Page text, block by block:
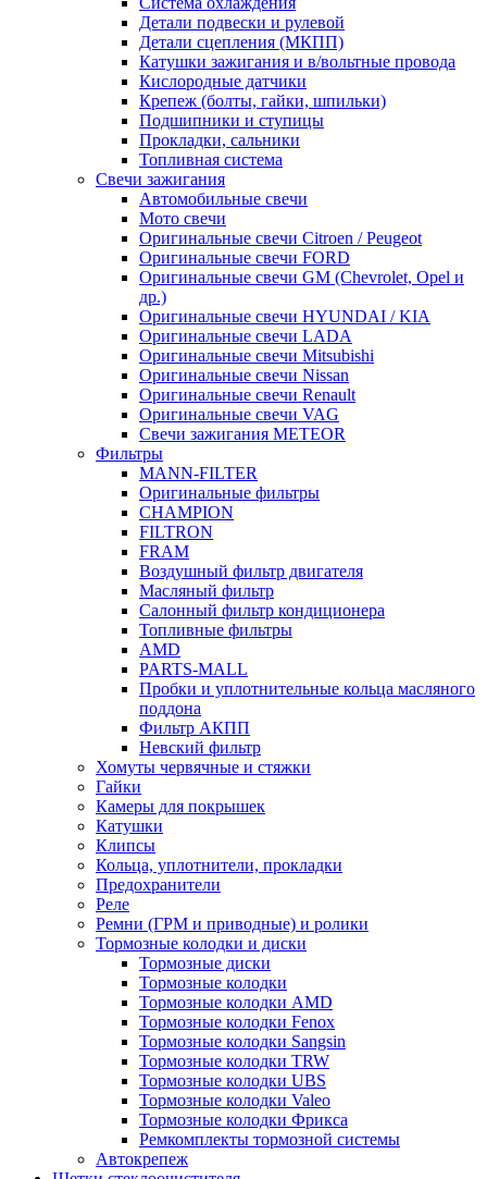
Детали подвески и рулевой
Детали сцепления (МКПП)
Катушки зажигания и в/вольтные провода
Кислородные датчики
Крепеж (болты, гайки, шпильки)
Подшипники и ступицы
Прокладки, сальники
Топливная система
Свечи зажигания
Автомобильные свечи
Мото свечи
Оригинальные свечи Citroen / Peugeot
Оригинальные свечи FORD
Оригинальные свечи GM (Chevrolet, Opel и
др.)
Оригинальные свечи HYUNDAI / KIA
Оригинальные свечи LADA
Оригинальные свечи Mitsubishi
Оригинальные свечи Nissan
Оригинальные свечи Renault
Оригинальные свечи VAG
Свечи зажигания METEOR
Фильтры
MANN-FILTER
Оригинальные фильтры
CHAMPION
FILTRON
FRAM
Воздушный фильтр двигателя
Масляный фильтр
Салонный фильтр кондиционера
Топливные фильтры
AMD
PARTS-MALL
Пробки и уплотнительные кольца масляного
поддона
Фильтр АКПП
Невский фильтр
Хомуты червячные и стяжки
Гайки
Камеры для покрышек
Катушки
Клипсы
Кольца, уплотнители, прокладки
Предохранители
Реле
Ремни (ГРМ и приводные) и ролики
Тормозные колодки и диски
Тормозные диски
Тормозные колодки
Тормозные колодки AMD
Тормозные колодки Fenox
Тормозные колодки Sangsin
Тормозные колодки TRW
Тормозные колодки UBS
Тормозные колодки Valeo
Тормозные колодки Фрикса
Ремкомплекты тормозной системы
Автокрепеж